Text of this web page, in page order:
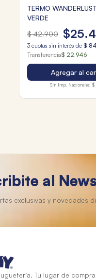
TERMO
VERDE
$ 42.900 $25.
3 cuotas sin interés de $
Transferencia$ 22.946
Agregar al
Sin Imp. Nacionales: $
al
Tu lugar de